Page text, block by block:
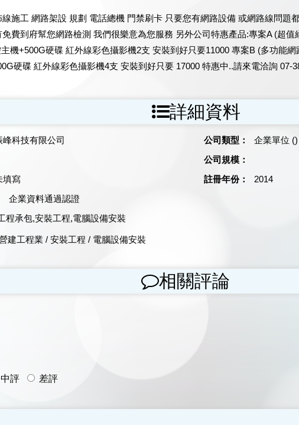
施工 網路架設 規劃 電話總機 門禁刷卡 只要您有網路設備 或網路線問題
費到府幫您網路檢測 我們很樂意為您服務 另外公司特惠產品:專案A (超值
機+500G硬碟 紅外線彩色攝影機2支 安裝到好只要11000 專案B (多功能網
硬碟 紅外線彩色攝影機4支 安裝到好只要 17000 特惠中..請來電洽詢 07-
詳細資料
峰科技有限公司
填寫
公司類型：
企業單位 ()
公司規模：
註冊年份：
2014
企業資料通過認證
程承包,安裝工程,電腦設備安裝
建工程業 / 安裝工程 / 電腦設備安裝
相關評論